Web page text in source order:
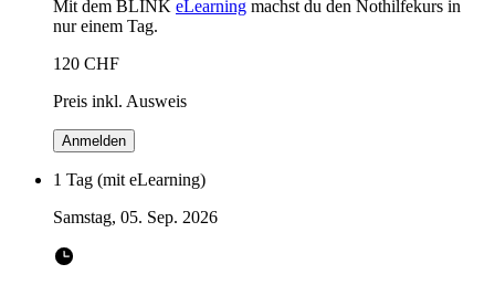
Mit dem BLINK eLearning machst du den Nothilfekurs in
nur einem Tag.
120 CHF
Preis inkl. Ausweis
Anmelden
1 Tag (mit eLearning)
Samstag, 05. Sep. 2026